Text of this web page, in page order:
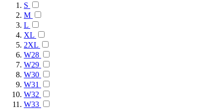
S
M
L
XL
2XL
W28
W29
W30
W31
W32
W33